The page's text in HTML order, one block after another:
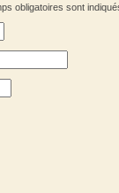
obligatoires sont